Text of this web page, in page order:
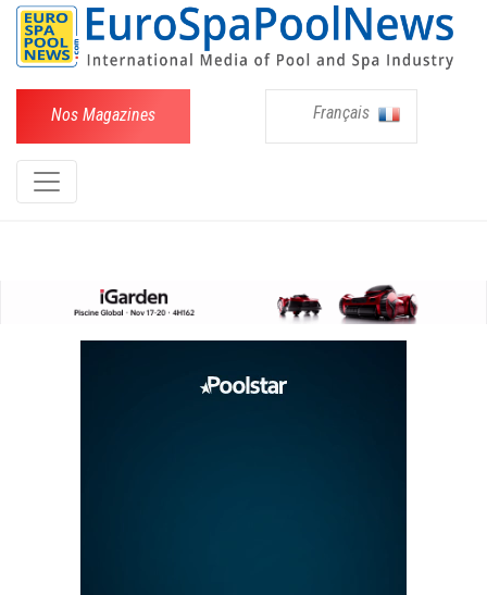
Nos Magazines Français